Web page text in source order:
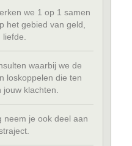
we 1 op 1 samen
het gebied van geld,
waarbij we de
loskoppelen die ten
klachten.
neem je ook deel aan